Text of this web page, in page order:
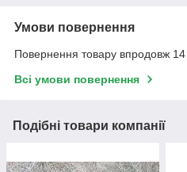
Умови повернення
Повернення товару впродовж 14
Всі умови повернення
Подібні товари компанії